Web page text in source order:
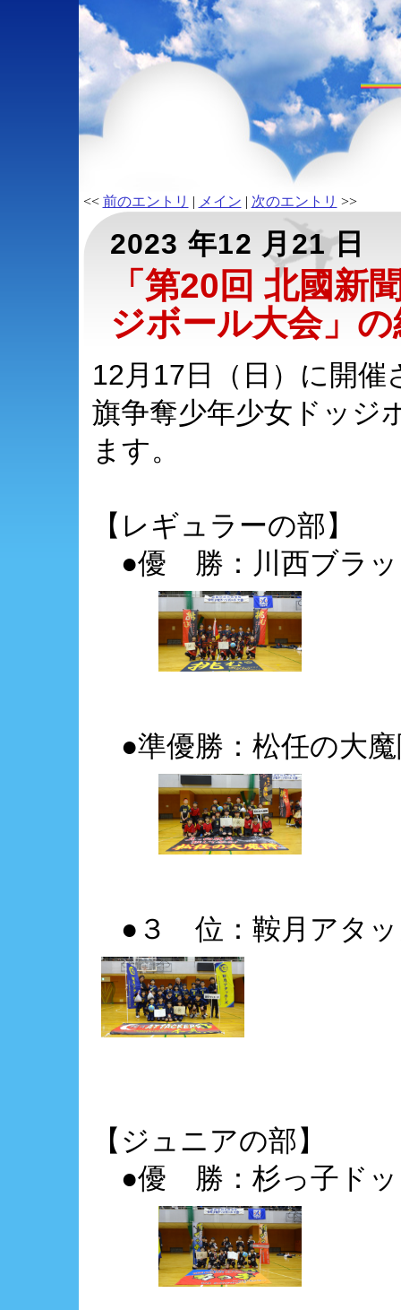
<< 前のエントリ | メイン | 次のエントリ >>
2023 年12 月21 日
「第20回 北國新
ジボール大会」
12月17日（日）に開催
旗争奪少年少女ドッジ
ます。
【レギュラーの部】
●優 勝：川西ブラッ
●準優勝：松任の大
●３ 位：鞍月アタッ
【ジュニアの部】
●優 勝：杉っ子ドッ